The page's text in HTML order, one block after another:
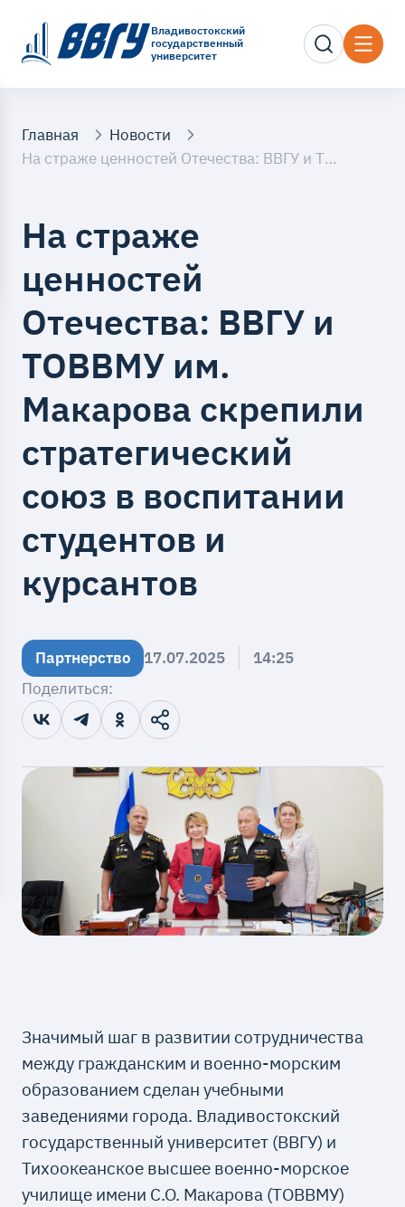
Владивостокский
государственный
университет
Главная
Новости
На страже ценностей Отечества: ВВГУ и ТОВВМУ им. Макарова скрепили стратегический союз в воспитании студентов и курсантов
На страже
ценностей
Отечества: ВВГУ и
ТОВВМУ им.
Макарова скрепили
стратегический
союз в воспитании
студентов и
курсантов
Партнерство 17.07.2025
14:25
Поделиться:
Значимый шаг в развитии сотрудничества
между гражданским и военно-морским
образованием сделан учебными
заведениями города. Владивостокский
государственный университет (ВВГУ) и
Тихоокеанское высшее военно-морское
училище имени С.О. Макарова (ТОВВМУ)